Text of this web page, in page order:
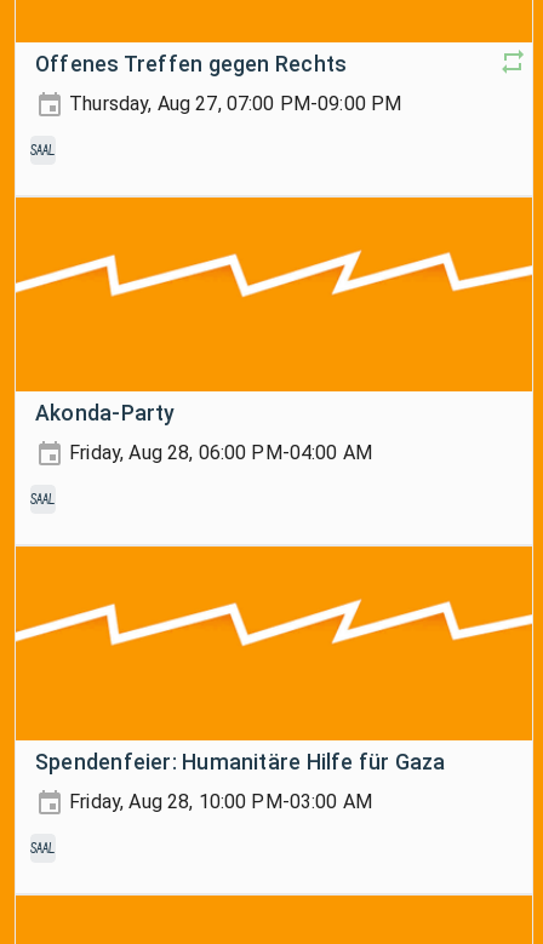
Offenes Treffen gegen Rechts
Thursday, Aug 27, 07:00 PM-09:00 PM
Saal
Akonda-Party
Friday, Aug 28, 06:00 PM-04:00 AM
Saal
Spendenfeier: Humanitäre Hilfe für Gaza
Friday, Aug 28, 10:00 PM-03:00 AM
Saal